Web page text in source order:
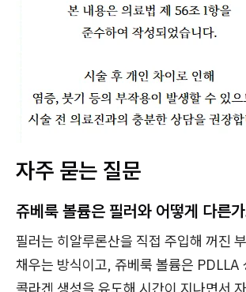
자주 묻는 질문
쥬베룩 볼륨은 필러와 어떻게 다른
필러는 히알루론산을 직접 주입해 꺼진
채우는 방식이고, 쥬베룩 볼륨은 PDLLA